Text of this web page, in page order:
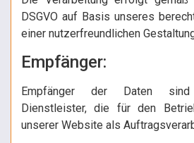
DSGVO auf Basis unseres
einer nutzerfreundlichen
Empfänger:
Empfänger der Daten
Dienstleister, die für den
unserer Website als